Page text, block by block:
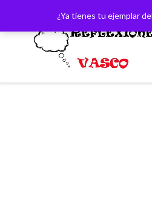
¿Ya tienes tu ejemplar
contenido